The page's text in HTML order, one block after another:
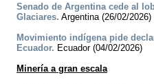
Senado de Argentina cede al
Glaciares. Argentina (26/02/2026)
Movimiento indígena pide
Ecuador. Ecuador (04/02/2026)
Minería a gran escala